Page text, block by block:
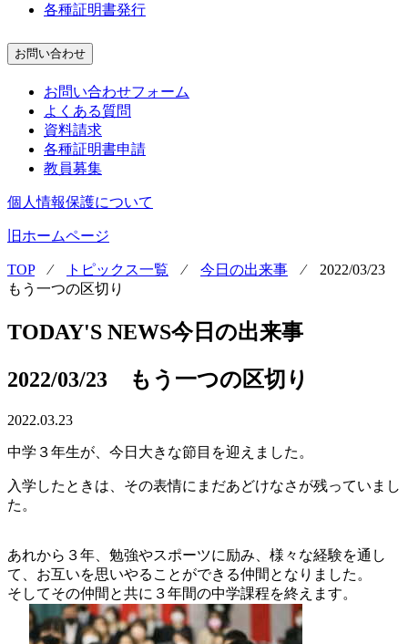
各種証明書発行
お問い合わせ
お問い合わせフォーム
よくある質問
資料請求
各種証明書申請
教員募集
個人情報保護について
旧ホームページ
TOP⁄ トピックス一覧 ⁄ 今日の出来事 ⁄ 2022/03/23
もう一つの区切り
TODAY'S NEWS今日の出来事
2022/03/23 もう一つの区切り
2022.03.23
中学３年生が、今日大きな節目を迎えました。
入学したときは、その表情にまだあどけなさが残っていまし
た。
あれから３年、勉強やスポーツに励み、様々な経験を通し
て、お互いを思いやることができる仲間となりました。
そしてその仲間と共に３年間の中学課程を終えます。